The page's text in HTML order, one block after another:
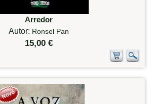
Arredor
Autor: Ronsel Pan
15,00 €